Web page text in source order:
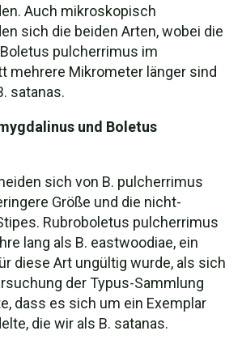
Auch mikroskopisch
sich die beiden Arten, wobei die
pulcherrimus im
mehrere Mikrometer länger sind
satanas.
und Boletus
sich von B. pulcherrimus
Größe und die nicht-
Rubroboletus pulcherrimus
lang als B. eastwoodiae, ein
diese Art ungültig wurde, als sich
der Typus-Sammlung
dass es sich um ein Exemplar
die wir als B. satanas.